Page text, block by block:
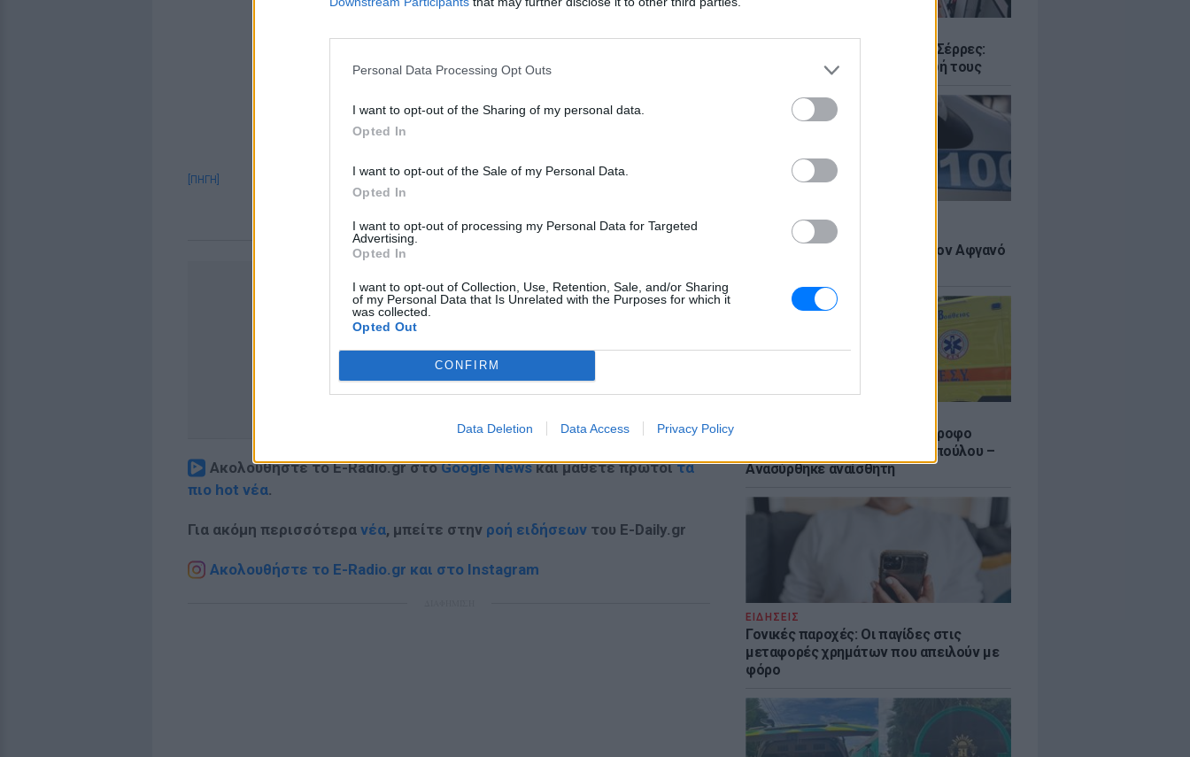
Personal Data Processing Opt Outs
I want to opt-out of the Sharing of my personal data.
Opted In
I want to opt-out of the Sale of my Personal Data.
Opted In
I want to opt-out of processing my Personal Data for Targeted
Advertising.
Opted In
I want to opt-out of Collection, Use, Retention, Sale, and/or Sharing
of my Personal Data that Is Unrelated with the Purposes for which it
was collected.
Opted Out
CONFIRM
Data Deletion Data Access Privacy Policy
Τροχαίο με δύο νεκρούς στις Σέρρες:
Μητέρα και γιος έχασαν τη ζωή τους
«Δεν το πιστεύουμε», λένε οι
Αμερικανοί που υιοθέτησαν τον Αφγανό
Πτώση γυναίκας από τον 5ο όροφο
πολυκατοικίας στη Μιχαλακοπούλου –
Ανασύρθηκε αναίσθητη
ΕΙΔΗΣΕΙΣ
Γονικές παροχές: Οι παγίδες στις
μεταφορές χρημάτων που απειλούν με
φόρο
[ΠΗΓΗ]
Ακολουθήστε το E-Radio.gr στοGoogle Newsκαι μάθετε πρώτοιτα
πιο hot νέα.
Για ακόμη περισσότερα νέα, μπείτε στην ροή ειδήσεων του E-Daily.gr
Ακολουθήστε το E-Radio.gr και στο Instagram